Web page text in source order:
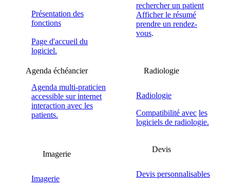
Présentation des
fonctions
Page d'accueil du
logiciel.
rechercher un patient
Afficher le résumé
prendre un rendez-
vous.
Agenda échéancier
Agenda multi-praticien
accessible sur internet
interaction avec les
patients.
Radiologie
Radiologie
Compatibilité avec les
logiciels de radiologie.
Imagerie
Imagerie
Devis
Devis personnalisables